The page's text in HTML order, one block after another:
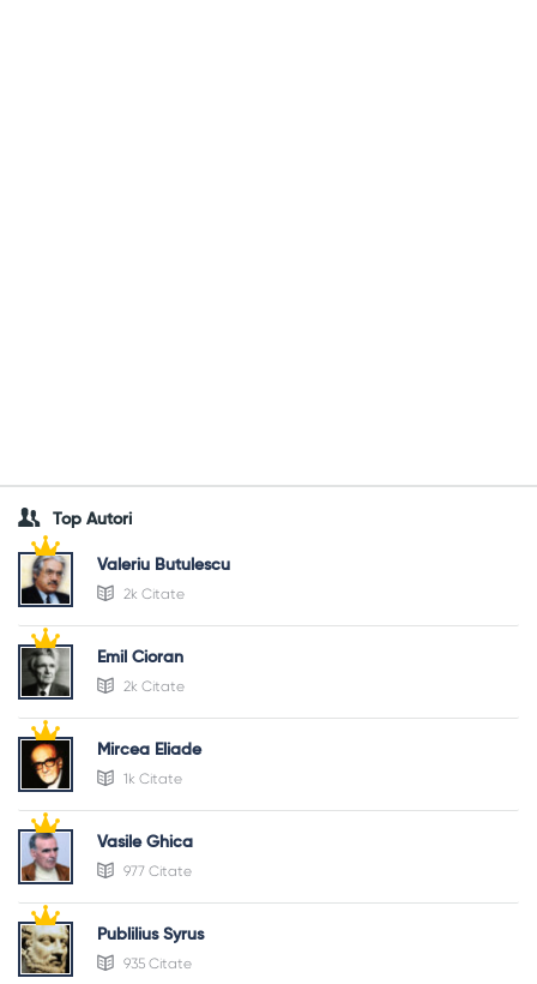
Top Autori
Valeriu Butulescu
2k Citate
Emil Cioran
2k Citate
Mircea Eliade
1k Citate
Vasile Ghica
977 Citate
Publilius Syrus
935 Citate